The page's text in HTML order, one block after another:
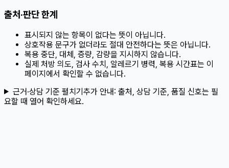
출처·판단 한계
표시되지 않는 항목이 없다는 뜻이 아닙니다.
상호작용 문구가 없더라도 절대 안전하다는 뜻은 아닙니다.
복용 중단, 대체, 증량, 감량을 지시하지 않습니다.
실제 처방 의도, 검사 수치, 알레르기 병력, 복용 시간표는 이
페이지에서 확인할 수 없습니다.
근거·상담 기준 펼치기추가 안내: 출처, 상담 기준, 품질 신호는 필
요할 때 열어 확인하세요.